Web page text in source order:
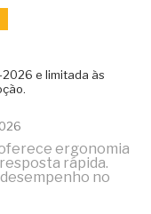
2026 e limitada às
oferece ergonomia
rápida.
no